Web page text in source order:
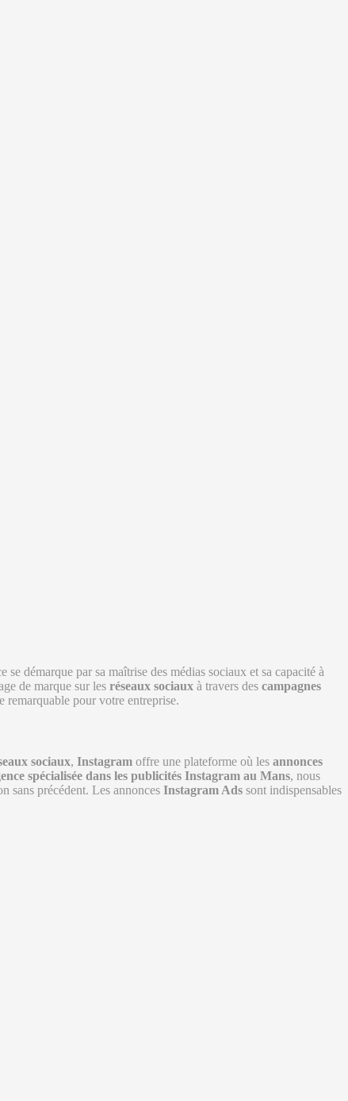
démarque par sa maîtrise des médias sociaux et sa capacité à
de marque sur les réseaux sociaux à travers des campagnes
remarquable pour votre entreprise.
sociaux, Instagram offre une plateforme où les annonces
spécialisée dans les publicités Instagram au Mans, nous
sans précédent. Les annonces Instagram Ads sont indispensables